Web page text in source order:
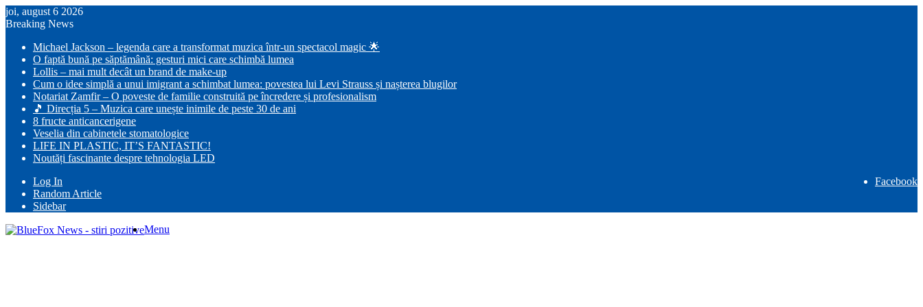
joi, august 6 2026
Breaking News
Michael Jackson – legenda care a transformat muzica într-un spectacol magic 🌟
O faptă bună pe săptămână: gesturi mici care schimbă lumea
Lollis – mai mult decât un brand de make-up
Cum o idee simplă a unui imigrant a schimbat lumea: povestea lui Levi Strauss și nașterea blugilor
Notariat Zamfir – O poveste de familie construită pe încredere și profesionalism
🎵 Direcția 5 – Muzica care unește inimile de peste 30 de ani
8 fructe anticancerigene
Veselia din cabinetele stomatologice
LIFE IN PLASTIC, IT’S FANTASTIC!
Noutăți fascinante despre tehnologia LED
Facebook
Log In
Random Article
Sidebar
Menu